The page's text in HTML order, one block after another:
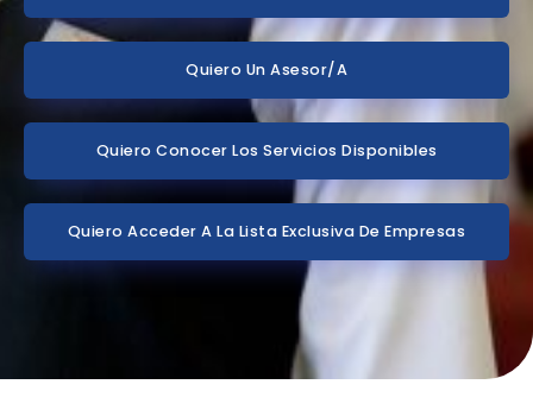
Quiero Un Asesor/a
Quiero Conocer Los Servicios Disponibles
Quiero Acceder A La Lista Exclusiva De Empresas